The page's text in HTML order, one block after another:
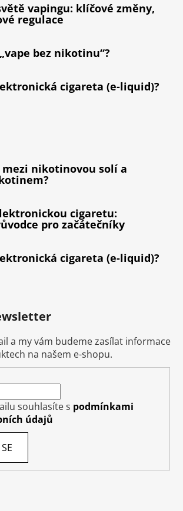
vapingu: klíčové změny,
regulace
bez nikotinu“?
cigareta (e-liquid)?
mezi nikotinovou solí a
cigaretu:
pro začátečníky
cigareta (e-liquid)?
a my vám budeme zasílat informace
na našem e-shopu.
souhlasíte s podmínkami
údajů